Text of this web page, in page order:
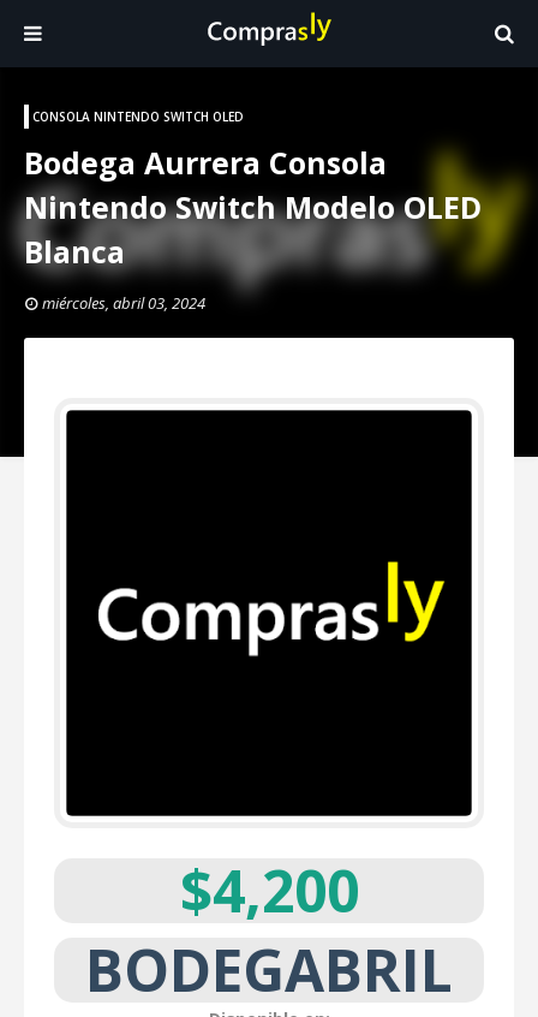
CONSOLA NINTENDO SWITCH OLED
Bodega Aurrera Consola
Nintendo Switch Modelo OLED
Blanca
miércoles, abril 03, 2024
$4,200
BODEGABRIL